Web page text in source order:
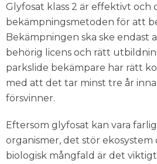
Glyfosat klass 2 är effektivt och
bekämpningsmetoden för att
Bekämpningen ska ske endast
behörig licens och rätt
parkslide bekämpare har rätt
med att det tar minst tre år
försvinner.
Eftersom glyfosat kan vara
organismer, det stör ekosystem
biologisk mångfald är det